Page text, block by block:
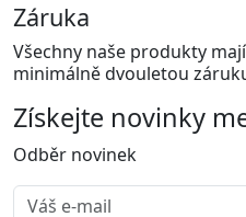
Záruka
Všechny naše produkty mají
minimálně dvouletou
Získejte novinky
Odběr novinek